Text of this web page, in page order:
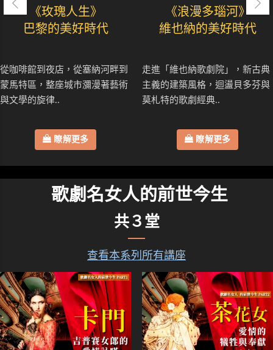
《玫瑰人生》
巴黎的美好時代
從咖啡館到夜店，從塞納河畔到
蒙馬特區，整座城市瀰漫著藝術
與文學的旋律..
瞭解更多
《浪漫多瑙河》
維也納的美好時代
走進「維也納歌劇院」，新古典
主義的建築風格，迴盪貝多芬與
莫札特的歌劇經典..
瞭解更多
歌劇名女人的前世今生
共３堂
查看本系列所有講座